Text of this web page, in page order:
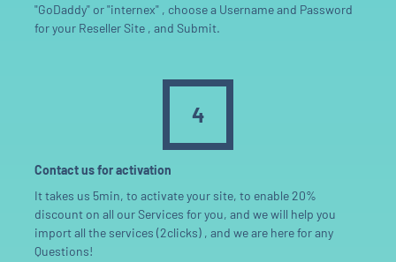
"GoDaddy" or "internex" , choose a Username and Password
for your Reseller Site , and Submit.
4
Contact us for activation
It takes us 5min, to activate your site, to enable 20%
discount on all our Services for you, and we will help you
import all the services (2clicks) , and we are here for any
Questions!